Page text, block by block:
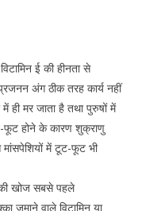
विटामिन ई की हीनता से
अंग ठीक तरह कार्य नहीं
ही मर जाता है तथा पुरुषों में
फूट होने के कारण शुक्राणु
मांसपेशियों में टूट-फूट भी
की खोज सबसे पहले
जमाने वाले विटामिन या